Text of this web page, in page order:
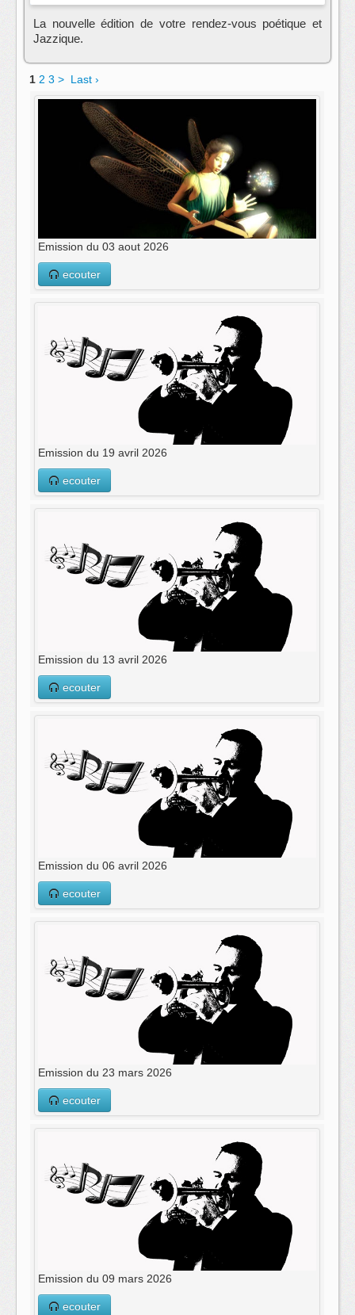
La nouvelle édition de votre rendez-vous poétique et
Jazzique.
1 2 3 > Last ›
Emission du 03 aout 2026
ecouter
Emission du 19 avril 2026
ecouter
Emission du 13 avril 2026
ecouter
Emission du 06 avril 2026
ecouter
Emission du 23 mars 2026
ecouter
Emission du 09 mars 2026
ecouter